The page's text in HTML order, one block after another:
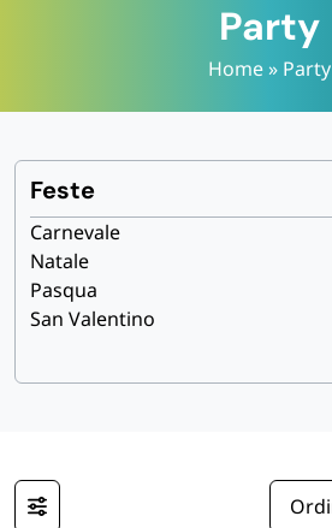
IMBALLAGGIO E CANCELLERIA
IGIENE E PULIZIA
Personalizzazione Monouso
Party
Home» Party
Feste
Carnevale
Natale
Pasqua
San Valentino